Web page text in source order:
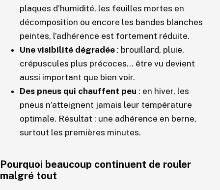
plaques d’humidité, les feuilles mortes en
décomposition ou encore les bandes blanches
peintes, l’adhérence est fortement réduite.
Une visibilité dégradée : brouillard, pluie,
crépuscules plus précoces… être vu devient
aussi important que bien voir.
Des pneus qui chauffent peu : en hiver, les
pneus n’atteignent jamais leur température
optimale. Résultat : une adhérence en berne,
surtout les premières minutes.
Pourquoi beaucoup continuent de rouler
malgré tout